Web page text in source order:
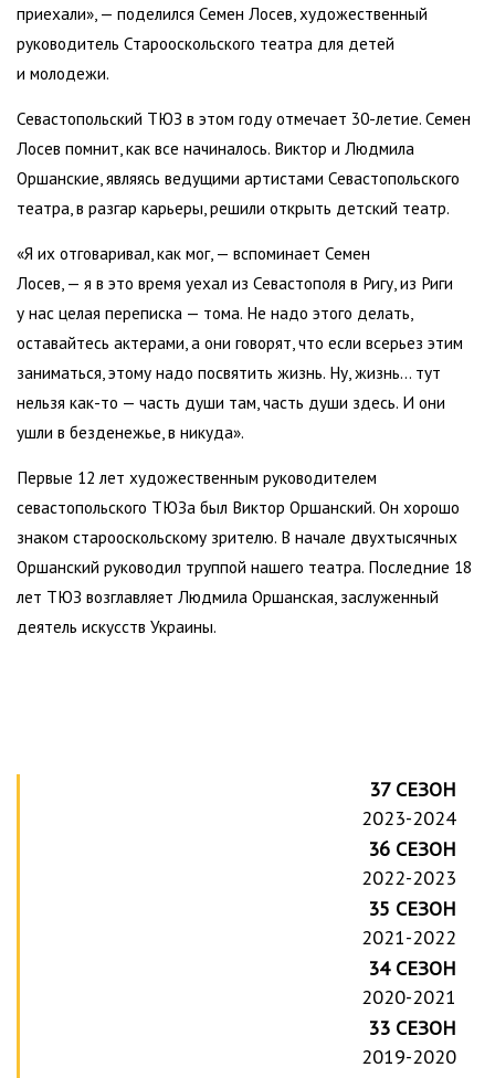
приехали», — поделился Семен Лосев, художественный
руководитель Старооскольского театра для детей
и молодежи.
Севастопольский ТЮЗ в этом году отмечает 30-летие. Семен
Лосев помнит, как все начиналось. Виктор и Людмила
Оршанские, являясь ведущими артистами Севастопольского
театра, в разгар карьеры, решили открыть детский театр.
«Я их отговаривал, как мог, — вспоминает Семен
Лосев, — я в это время уехал из Севастополя в Ригу, из Риги
у нас целая переписка — тома. Не надо этого делать,
оставайтесь актерами, а они говорят, что если всерьез этим
заниматься, этому надо посвятить жизнь. Ну, жизнь… тут
нельзя как-то — часть души там, часть души здесь. И они
ушли в безденежье, в никуда».
Первые 12 лет художественным руководителем
севастопольского ТЮЗа был Виктор Оршанский. Он хорошо
знаком старооскольскому зрителю. В начале двухтысячных
Оршанский руководил труппой нашего театра. Последние 18
лет ТЮЗ возглавляет Людмила Оршанская, заслуженный
деятель искусств Украины.
37 СЕЗОН
2023-2024
36 СЕЗОН
2022-2023
35 СЕЗОН
2021-2022
34 СЕЗОН
2020-2021
33 СЕЗОН
2019-2020